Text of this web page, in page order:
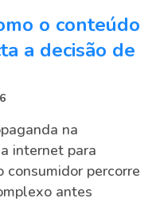
o conteúdo
a decisão de
na
internet para
consumidor percorre
antes